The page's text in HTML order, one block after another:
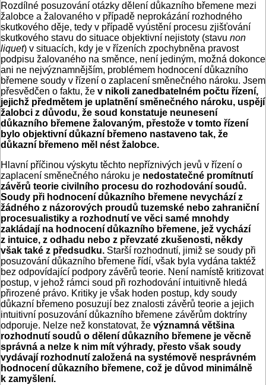
Rozdílné posuzování otázky dělení důkazního břemene mezi
žalobce a žalovaného v případě neprokázání rozhodného
skutkového děje, tedy v případě vyústění procesu zjišťování
skutkového stavu do situace objektivní nejistoty (stavu non
liquet) v situacích, kdy je v řízeních zpochybněna pravost
podpisu žalovaného na směnce, není jediným, možná dokonce
ani ne nejvýznamnějším, problémem hodnocení důkazního
břemene soudy v řízení o zaplacení směnečného nároku. Jsem
přesvědčen o faktu, že v nikoli zanedbatelném počtu řízení,
jejichž předmětem je uplatnění směnečného nároku, uspějí
žalobci z důvodu, že soud konstatuje neunesení
důkazního břemene žalovaným, přestože v tomto řízení
bylo objektivní důkazní břemeno nastaveno tak, že
důkazní břemeno měl nést žalobce.
Hlavní příčinou výskytu těchto nepříznivých jevů v řízení o
zaplacení směnečného nároku je nedostatečné promítnutí
závěrů teorie civilního procesu do rozhodování soudů.
Soudy při hodnocení důkazního břemene nevychází z
žádného z názorových proudů tuzemské nebo zahraniční
procesualistiky a rozhodnutí ve věci samé mnohdy
zakládají na hodnocení důkazního břemene, jež vychází
z intuice, z odhadu nebo z převzaté zkušenosti, někdy
však také z předsudku. Starší rozhodnutí, jimiž se soudy při
posuzování důkazního břemene řídí, však byla vydána taktéž
bez odpovídající podpory závěrů teorie. Není namístě kritizovat
postup, v jehož rámci soud při rozhodování intuitivně hledá
přirozené právo. Kritiky je však hoden postup, kdy soudy
důkazní břemeno posuzují bez znalosti závěrů teorie a jejich
intuitivní posuzování důkazního břemene závěrům doktríny
odporuje. Nelze než konstatovat, že významná většina
rozhodnutí soudů o dělení důkazního břemene je věcně
správná a nelze k nim mít výhrady, přesto však soudy
vydávají rozhodnutí založená na systémově nesprávném
hodnocení důkazního břemene, což je důvod minimálně
k zamyšlení.